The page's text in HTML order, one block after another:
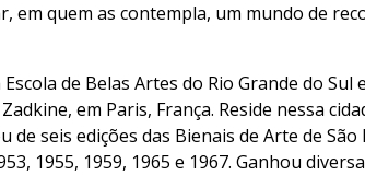
em quem as contempla, um mundo de
de Belas Artes do Rio Grande do Sul
em Paris, França. Reside nessa
seis edições das Bienais de Arte de São
1955, 1959, 1965 e 1967. Ganhou